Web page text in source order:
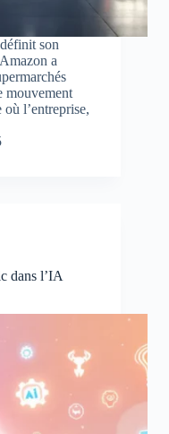
son
a
mouvement
l’entreprise,
dans l’IA